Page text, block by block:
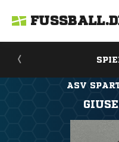
ASV